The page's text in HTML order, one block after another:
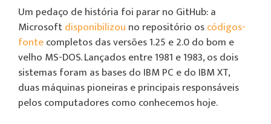
Um pedaço de história foi parar no GitHub: a
Microsoftdisponibilizou no repositório oscódigos-
fontecompletos das versões 1.25 e 2.0 do bom e
velho MS-DOS. Lançados entre 1981 e 1983, os dois
sistemas foram as bases do IBM PC e do IBM XT,
duas máquinas pioneiras e principais responsáveis
pelos computadores como conhecemos hoje.